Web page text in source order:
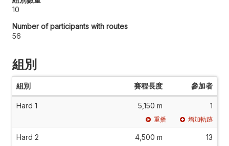
10
Number of participants with routes
56
組別
組別 賽程長度 參加者
Hard 1 5,150 m 1
重播 增加軌跡
Hard 2 4,500 m 13